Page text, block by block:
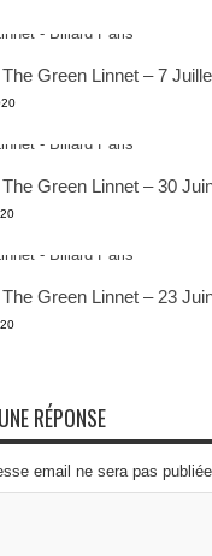
Green Linnet – 7
Green Linnet – 30
Green Linnet – 23
RÉPONSE
email ne sera pas publiée